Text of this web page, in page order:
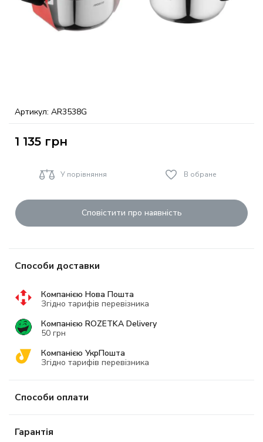
Артикул: AR3538G
1 135 грн
У порівняння В обране
Сповістити про наявність
Способи доставки
Компанією Нова Пошта
Згідно тарифів перевізника
Компанією ROZETKA Delivery
50 грн
Компанією УкрПошта
Згідно тарифів перевізника
Способи оплати
Гарантія